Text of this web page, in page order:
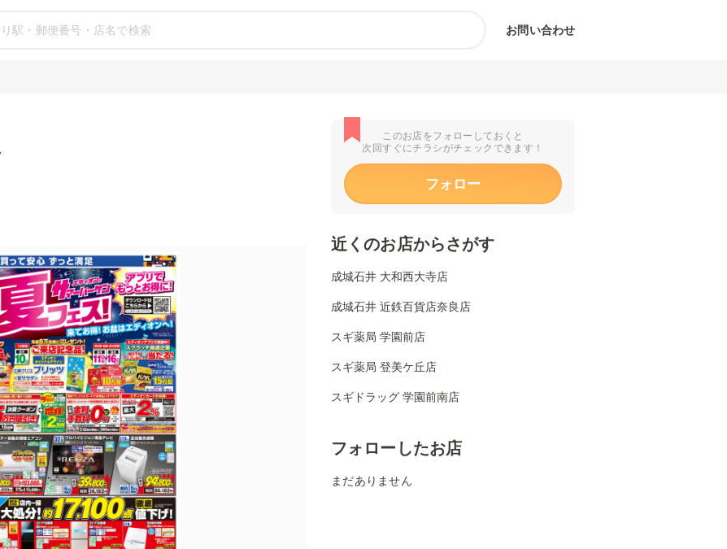
お問い合わせ
このお店をフォローしておくと
次回すぐにチラシがチェックできます！
フォロー
近くのお店からさがす
成城石井 大和西大寺店
成城石井 近鉄百貨店奈良店
スギ薬局 学園前店
スギ薬局 登美ケ丘店
スギドラッグ 学園前南店
フォローしたお店
まだありません